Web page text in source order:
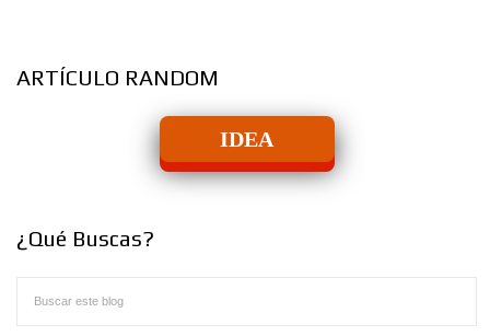
ARTÍCULO RANDOM
IDEA
¿Qué Buscas?